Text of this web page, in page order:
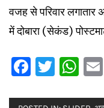
वजह से परिवार लगातार
में दोबारा (सेकंड)